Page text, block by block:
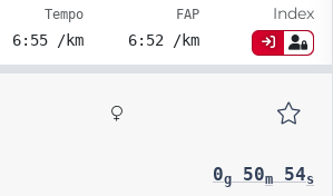
Tempo
6:55 /km
FAP
6:52 /km
Index
0g50m54s